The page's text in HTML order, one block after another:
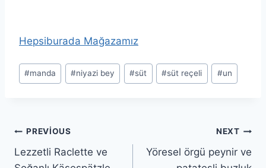
Hepsiburada Mağazamız
Post
Tags:
#manda #niyazi bey #süt #süt reçeli #un
Yazı
gezinmesi
PREVIOUS
Lezzetli Raclette ve
NEXT
Yöresel örgü peynir ve